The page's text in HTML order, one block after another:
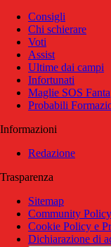
Consigli
Chi schierare
Voti
Assist
Ultime dai campi
Infortunati
Maglie SOS Fanta
Probabili
Informazioni
Redazione
Trasparenza
Sitemap
Community Policy
Cookie Policy e
Dichiarazione di